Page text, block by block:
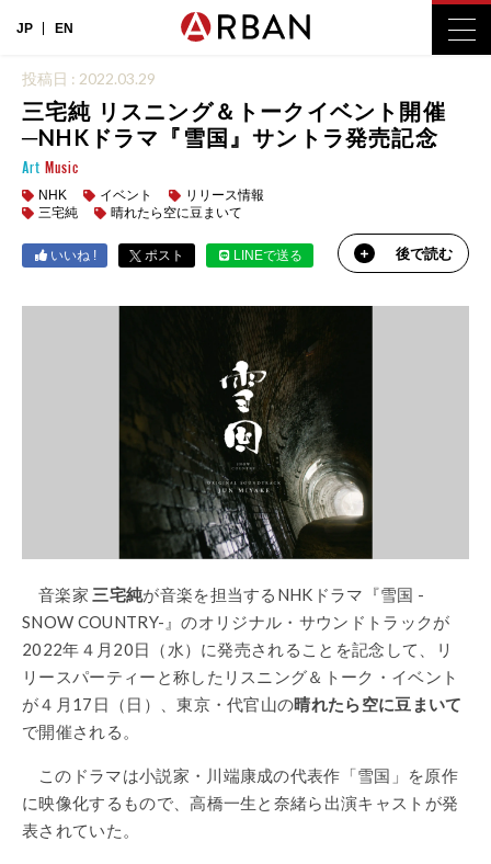
JP EN
投稿日 : 2022.03.29
三宅純 リスニング＆トークイベント開催
─NHKドラマ『雪国』サントラ発売記念
Art Music
NHK イベント
リリース情報
三宅純
晴れたら空に豆まいて
いいね ! ポスト LINEで送る 後で読む
音楽家 三宅純が音楽を担当するNHKドラマ『雪国 -
SNOW COUNTRY-』のオリジナル・サウンドトラックが
2022年４月20日（水）に発売されることを記念して、リ
リースパーティーと称したリスニング＆トーク・イベント
が４月17日（日）、東京・代官山の晴れたら空に豆まいて
で開催される。
このドラマは小説家・川端康成の代表作「雪国」を原作
に映像化するもので、高橋一生と奈緒ら出演キャストが発
表されていた。